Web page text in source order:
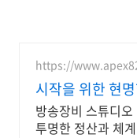
https://
시작을 위한 현
에이터, BJ 상시
방송장비 스튜디
투명한 정산과 체